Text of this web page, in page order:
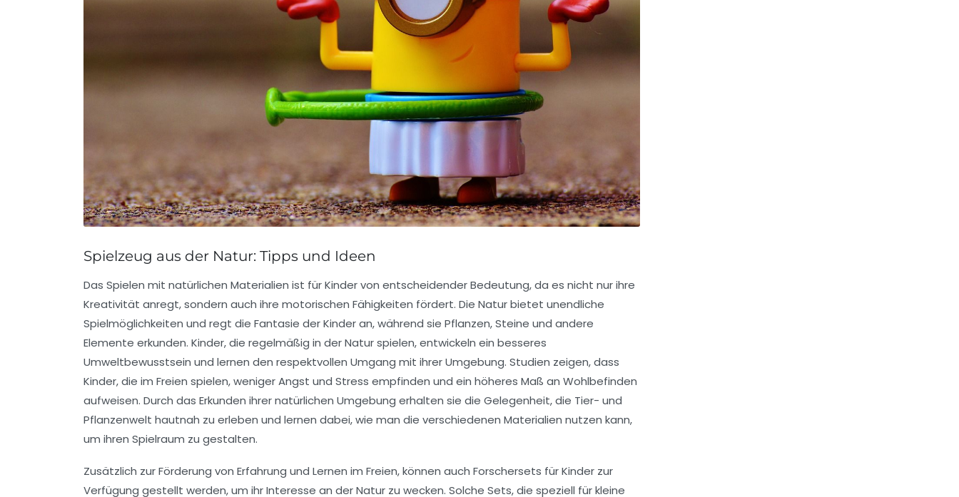
Spielzeug aus der Natur: Tipps und Ideen
Das Spielen mit natürlichen Materialien ist für Kinder von entscheidender Bedeutung, da es nicht nur ihre
Kreativität anregt, sondern auch ihre motorischen Fähigkeiten fördert. Die Natur bietet unendliche
Spielmöglichkeiten und regt die Fantasie der Kinder an, während sie Pflanzen, Steine und andere
Elemente erkunden. Kinder, die regelmäßig in der Natur spielen, entwickeln ein besseres
Umweltbewusstsein und lernen den respektvollen Umgang mit ihrer Umgebung. Studien zeigen, dass
Kinder, die im Freien spielen, weniger Angst und Stress empfinden und ein höheres Maß an Wohlbefinden
aufweisen. Durch das Erkunden ihrer natürlichen Umgebung erhalten sie die Gelegenheit, die Tier- und
Pflanzenwelt hautnah zu erleben und lernen dabei, wie man die verschiedenen Materialien nutzen kann,
um ihren Spielraum zu gestalten.
Zusätzlich zur Förderung von Erfahrung und Lernen im Freien, können auch Forschersets für Kinder zur
Verfügung gestellt werden, um ihr Interesse an der Natur zu wecken. Solche Sets, die speziell für kleine